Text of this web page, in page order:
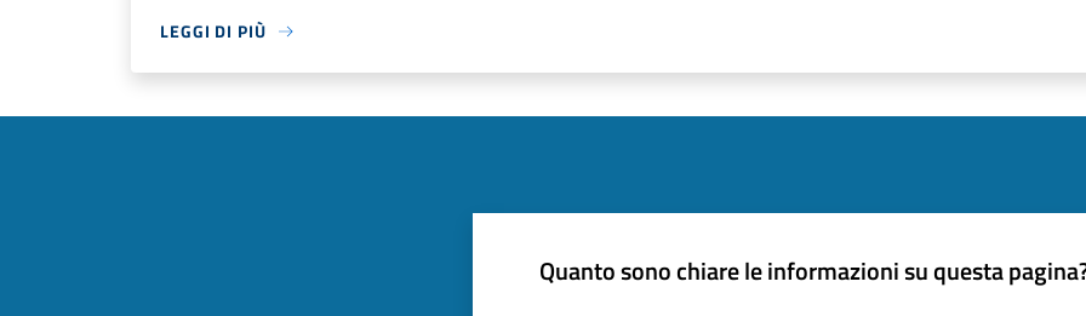
LEGGI DI PIÙ
Quanto sono chiare le informazioni su questa